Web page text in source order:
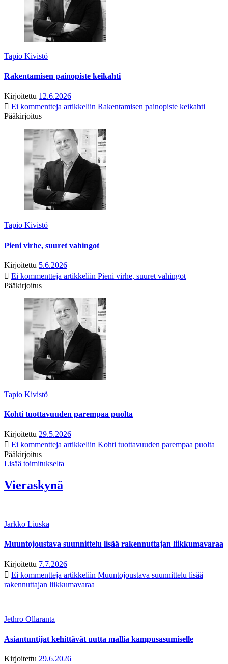
Tapio Kivistö
Rakentamisen painopiste keikahti
Kirjoitettu 12.6.2026
Ei kommentteja artikkeliin Rakentamisen painopiste keikahti
Pääkirjoitus
Tapio Kivistö
Pieni virhe, suuret vahingot
Kirjoitettu 5.6.2026
Ei kommentteja artikkeliin Pieni virhe, suuret vahingot
Pääkirjoitus
Tapio Kivistö
Kohti tuottavuuden parempaa puolta
Kirjoitettu 29.5.2026
Ei kommentteja artikkeliin Kohti tuottavuuden parempaa puolta
Pääkirjoitus
Lisää toimitukselta
Vieraskynä
Jarkko Liuska
Muuntojoustava suunnittelu lisää rakennuttajan liikkumavaraa
Kirjoitettu 7.7.2026
Ei kommentteja artikkeliin Muuntojoustava suunnittelu lisää
rakennuttajan liikkumavaraa
Jethro Ollaranta
Asiantuntijat kehittävät uutta mallia kampusasumiselle
Kirjoitettu 29.6.2026